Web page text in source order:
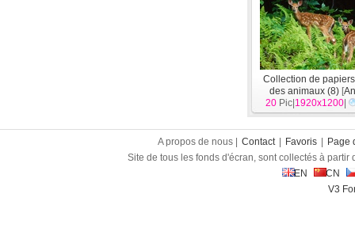
Collection de
des animaux (8) [
20 Pic| 1920x1200
A propos de nous | Contact Favoris
Page
Site de tous les fonds d'écran, sont collectés à
EN
CN
V3